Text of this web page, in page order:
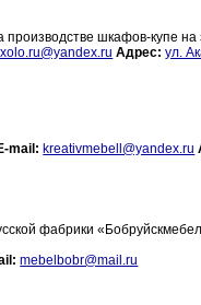
шкафов-купе на
Адрес: ул.
mail: kreativmebell@yandex.ru
фабрики
mebelbobr@mail.ru